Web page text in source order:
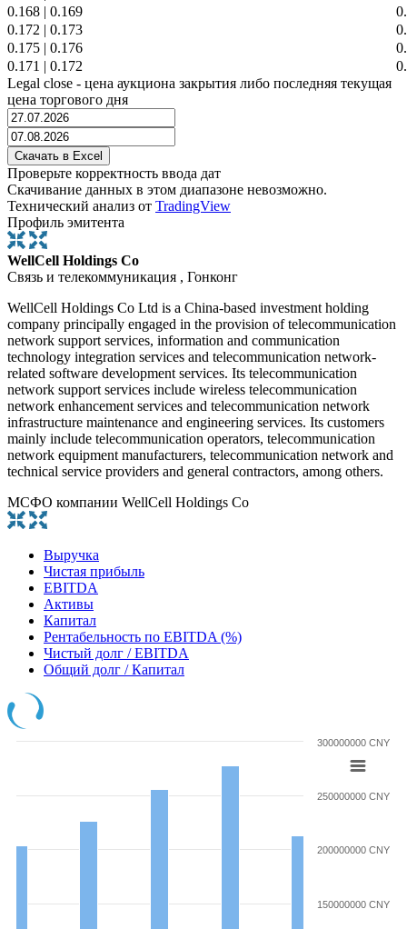
0.168 | 0.169
0.172 | 0.173
0.175 | 0.176
0.171 | 0.172
Legal close - цена аукциона закрытия либо последняя текущая
цена торгового дня
Проверьте корректность ввода дат
Скачивание данных в этом диапазоне невозможно.
Технический анализ от TradingView
Профиль эмитента
WellCell Holdings Co
Связь и телекоммуникация , Гонконг
WellCell Holdings Co Ltd is a China-based investment holding
company principally engaged in the provision of telecommunication
network support services, information and communication
technology integration services and telecommunication network-
related software development services. Its telecommunication
network support services include wireless telecommunication
network enhancement services and telecommunication network
infrastructure maintenance and engineering services. Its customers
mainly include telecommunication operators, telecommunication
network equipment manufacturers, telecommunication network and
technical service providers and general contractors, among others.
МСФО компании WellCell Holdings Co
Выручка
Чистая прибыль
EBITDA
Активы
Капитал
Рентабельность по EBITDA (%)
Чистый долг / EBITDA
Общий долг / Капитал
150000000 CNY
200000000 CNY
250000000 CNY
300000000 CNY